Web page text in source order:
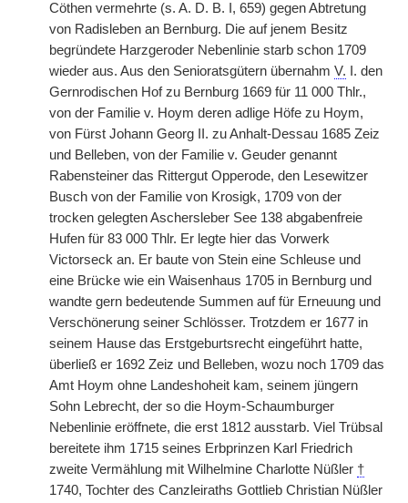
Cöthen vermehrte (s. A. D. B. I, 659) gegen Abtretung
von Radisleben an Bernburg. Die auf jenem Besitz
begründete Harzgeroder Nebenlinie starb schon 1709
wieder aus. Aus den Senioratsgütern übernahm V. I. den
Gernrodischen Hof zu Bernburg 1669 für 11 000 Thlr.,
von der Familie v. Hoym deren adlige Höfe zu Hoym,
von Fürst Johann Georg II. zu Anhalt-Dessau 1685 Zeiz
und Belleben, von der Familie v. Geuder genannt
Rabensteiner das Rittergut Opperode, den Lesewitzer
Busch von der Familie von Krosigk, 1709 von der
trocken gelegten Aschersleber See 138 abgabenfreie
Hufen für 83 000 Thlr. Er legte hier das Vorwerk
Victorseck an. Er baute von Stein eine Schleuse und
eine Brücke wie ein Waisenhaus 1705 in Bernburg und
wandte gern bedeutende Summen auf für Erneuung und
Verschönerung seiner Schlösser. Trotzdem er 1677 in
seinem Hause das Erstgeburtsrecht eingeführt hatte,
überließ er 1692 Zeiz und Belleben, wozu noch 1709 das
Amt Hoym ohne Landeshoheit kam, seinem jüngern
Sohn Lebrecht, der so die Hoym-Schaumburger
Nebenlinie eröffnete, die erst 1812 ausstarb. Viel Trübsal
bereitete ihm 1715 seines Erbprinzen Karl Friedrich
zweite Vermählung mit Wilhelmine Charlotte Nüßler †
1740, Tochter des Canzleiraths Gottlieb Christian Nüßler